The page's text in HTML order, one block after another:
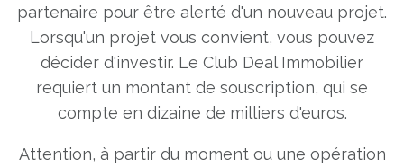
partenaire pour être alerté d'un nouveau projet.
Lorsqu'un projet vous convient, vous pouvez
décider d'investir. Le Club Deal Immobilier
requiert un montant de souscription, qui se
compte en dizaine de milliers d'euros.
Attention, à partir du moment ou une opération